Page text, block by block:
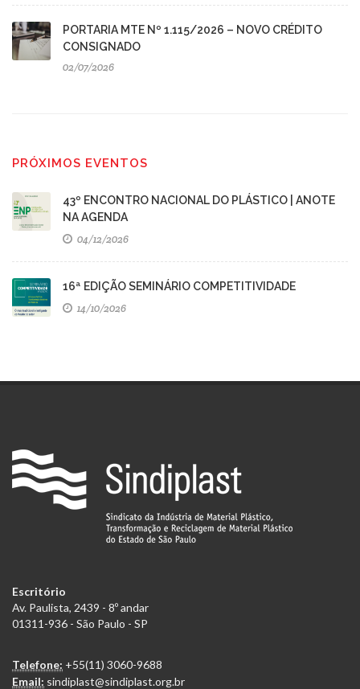
PORTARIA MTE Nº 1.115/2026 – NOVO CRÉDITO
CONSIGNADO
02/07/2026
PRÓXIMOS EVENTOS
43º ENCONTRO NACIONAL DO PLÁSTICO | ANOTE
NA AGENDA
04/12/2026
16ª EDIÇÃO SEMINÁRIO COMPETITIVIDADE
14/10/2026
Escritório
Av. Paulista, 2439 - 8º andar
01311-936 - São Paulo - SP
Telefone: +55(11) 3060-9688
Email: sindiplast@sindiplast.org.br